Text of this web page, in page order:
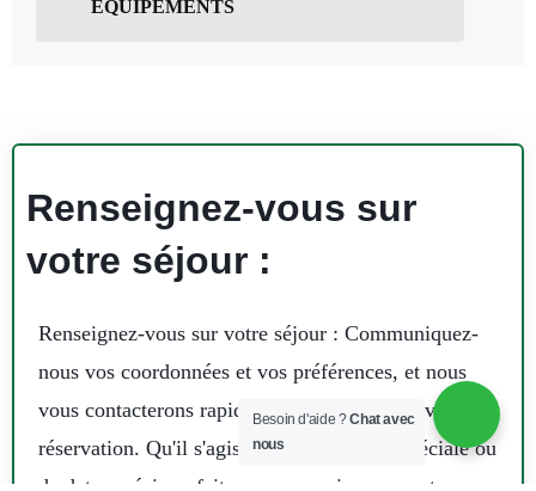
ÉQUIPEMENTS
Renseignez-vous sur
votre séjour :
Renseignez-vous sur votre séjour : Communiquez-
nous vos coordonnées et vos préférences, et nous
vous contacterons rapidement pour finaliser votre
réservation. Qu'il s'agisse d'une demande spéciale ou
de dates précises, faites-nous savoir comment nous
Besoin d'aide ?Chat avec
nous